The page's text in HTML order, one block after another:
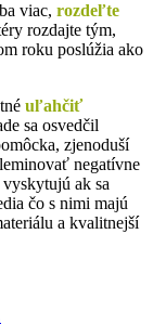
viac, rozdeľte
rozdajte tým,
roku poslúžia ako
uľahčiť
sa osvedčil
zjenoduší
negatívne
ak sa
čo s nimi majú
a kvalitnejší